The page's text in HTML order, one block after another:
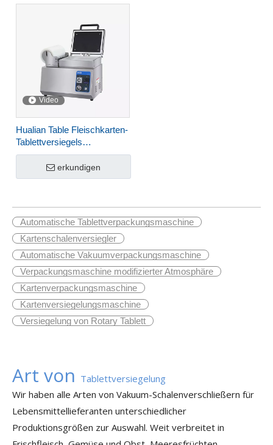
Video
Hualian Table Fleischkarten-
Tablettversiegels
Vakuumfilm
Hautthermoforming
Verpackungsversiegelungsmaschine
erkundigen
Automatische Tablettverpackungsmaschine
Kartenschalenversiegler
Automatische Vakuumverpackungsmaschine
Verpackungsmaschine modifizierter Atmosphäre
Kartenverpackungsmaschine
Kartenversiegelungsmaschine
Versiegelung von Rotary Tablett
Art von Tablettversiegelung
Wir haben alle Arten von Vakuum-Schalenverschließern für
Lebensmittellieferanten unterschiedlicher
Produktionsgrößen zur Auswahl. Weit verbreitet in